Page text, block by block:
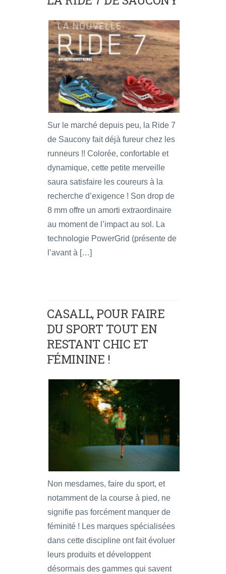
Sur le marché depuis peu, la Ride 7
de Saucony fait déjà fureur chez les
runneurs !! Colorée, confortable et
dynamique, cette petite merveille
saura satisfaire les coureurs à la
recherche d’exigence ! Son drop de
8 mm offre un amorti extraordinaire
au moment de l’impact au sol. La
technologie PowerGrid (présente de
l’avant à […]
CASALL, POUR FAIRE
DU SPORT TOUT EN
RESTANT CHIC ET
FÉMININE !
Non mesdames, faire du sport, et
notamment de la course à pied, ne
signifie pas forcément manquer de
féminité ! Les marques spécialisées
dans cette discipline ont fait évoluer
leurs produits et développent
désormais des gammes qui savent